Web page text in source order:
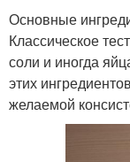
Основные
Классическое
соли и иногда
этих
желаемой